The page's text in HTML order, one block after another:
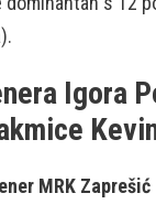
Igora
MRK Zaprešić